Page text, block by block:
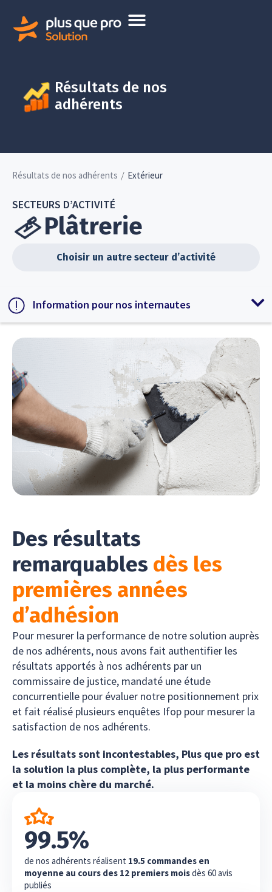
Résultats de nos
adhérents
Résultats de nos adhérents / Extérieur
SECTEURS D’ACTIVITÉ
Plâtrerie
Choisir un autre secteur d’activité
Information pour nos internautes
Des résultats
remarquables dès les
premières années
d’adhésion
Pour mesurer la performance de notre solution auprès
de nos adhérents, nous avons fait authentifier les
résultats apportés à nos adhérents par un
commissaire de justice, mandaté une étude
concurrentielle pour évaluer notre positionnement prix
et fait réalisé plusieurs enquêtes Ifop pour mesurer la
satisfaction de nos adhérents.
Les résultats sont incontestables, Plus que pro est
la solution la plus complète, la plus performante
et la moins chère du marché.
99.5%
de nos adhérents réalisent 19.5 commandes en
moyenne au cours des 12 premiers moisdès 60 avis
publiés